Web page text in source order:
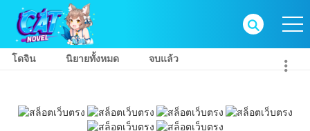
โดจิน นิยายทั้งหมด จบแล้ว